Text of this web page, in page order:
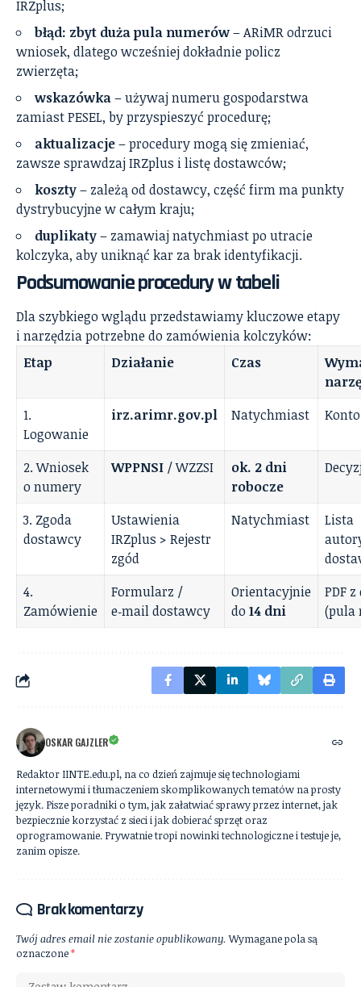
IRZplus;
błąd: zbyt duża pula numerów– ARiMR odrzuci
wniosek, dlatego wcześniej dokładnie policz
zwierzęta;
wskazówka– używaj numeru gospodarstwa
zamiast PESEL, by przyspieszyć procedurę;
aktualizacje– procedury mogą się zmieniać,
zawsze sprawdzaj IRZplus i listę dostawców;
koszty– zależą od dostawcy, część firm ma punkty
dystrybucyjne w całym kraju;
duplikaty– zamawiaj natychmiast po utracie
kolczyka, aby uniknąć kar za brak identyfikacji.
Podsumowanie procedury w tabeli
Dla szybkiego wglądu przedstawiamy kluczowe etapy
i narzędzia potrzebne do zamówienia kolczyków:
Etap
Działanie Czas
1.
Logowanie
irz.arimr.gov.pl Natychmiast
2. Wniosek
o numery
WPPNSI / WZZSI
ok. 2 dni
robocze
3. Zgoda
dostawcy
Ustawienia
IRZplus > Rejestr
zgód
Natychmiast
Lista
4.
Zamówienie
Formularz /
e‑mail dostawcy
Orientacyjnie
do 14 dni
PDF
(pula
OSKAR GAJZLER
Redaktor IINTE.edu.pl, na co dzień zajmuje się technologiami
internetowymi i tłumaczeniem skomplikowanych tematów na prosty
język. Pisze poradniki o tym, jak załatwiać sprawy przez internet, jak
bezpiecznie korzystać z sieci i jak dobierać sprzęt oraz
oprogramowanie. Prywatnie tropi nowinki technologiczne i testuje je,
zanim opisze.
Brak komentarzy
Twój adres email nie zostanie opublikowany. Wymagane pola są
oznaczone*